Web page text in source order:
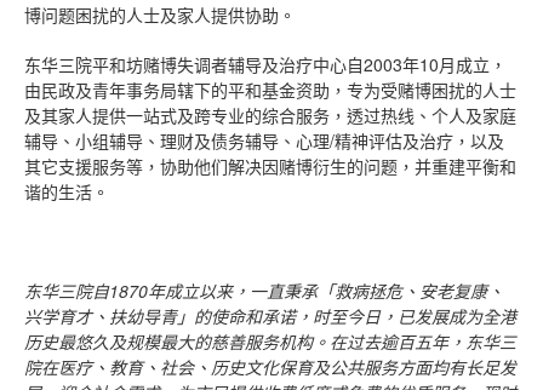
博问题困扰的人士及家人提供协助。
东华三院平和坊赌博失调者辅导及治疗中心自2003年10月成立，
由民政及青年事务局辖下的平和基金资助，专为受赌博困扰的人士
及其家人提供一站式及跨专业的综合服务，透过热线、个人及家庭
辅导、小组辅导、理财及债务辅导、心理/精神评估及治疗，以及
其它支援服务等，协助他们解决因赌博衍生的问题，并重建平衡和
谐的生活。
东华三院自1870年成立以来，一直秉承「救病拯危、安老复康、
兴学育才、扶幼导青」的使命和承诺，时至今日，已发展成为全港
历史最悠久及规模最大的慈善服务机构。在过去逾百五年，东华三
院在医疗、教育、社会、历史文化保育及公共服务方面均有长足发